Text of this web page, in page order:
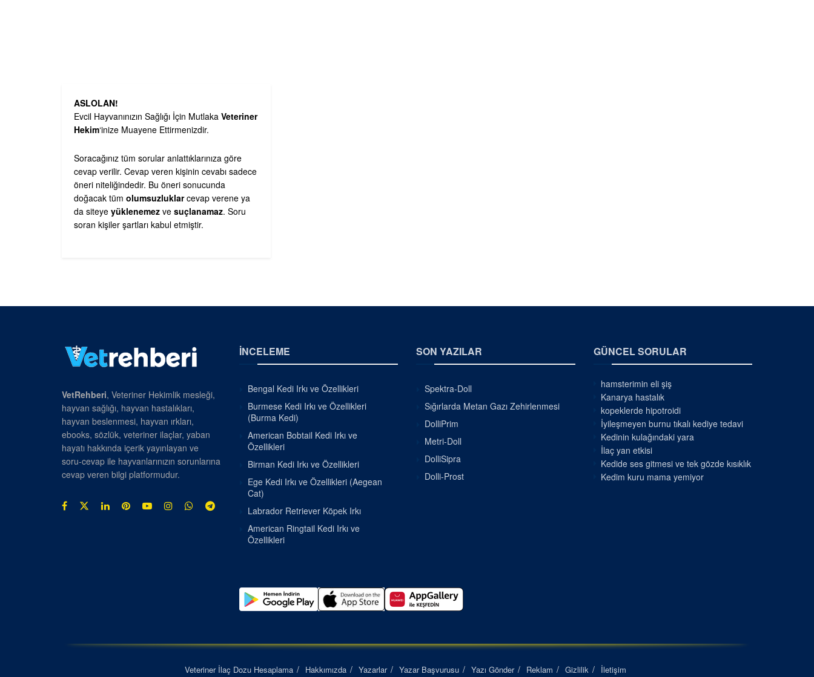
ASLOLAN!
Evcil Hayvanınızın Sağlığı İçin Mutlaka Veteriner
Hekim‘inize Muayene Ettirmenizdir.
Soracağınız tüm sorular anlattıklarınıza göre
cevap verilir. Cevap veren kişinin cevabı sadece
öneri niteliğindedir. Bu öneri sonucunda
doğacak tüm olumsuzluklarcevap verene ya
da siteye yüklenemez ve suçlanamaz. Soru
soran kişiler şartları kabul etmiştir.
VetRehberi, Veteriner Hekimlik mesleği,
hayvan sağlığı, hayvan hastalıkları,
hayvan beslenmesi, hayvan ırkları,
ebooks, sözlük, veteriner ilaçlar, yaban
hayatı hakkında içerik yayınlayan ve
soru-cevap ile hayvanlarınızın sorunlarına
cevap veren bilgi platformudur.
İNCELEME
Bengal Kedi Irkı ve Özellikleri
Burmese Kedi Irkı ve Özellikleri
(Burma Kedi)
American Bobtail Kedi Irkı ve
Özellikleri
Birman Kedi Irkı ve Özellikleri
Ege Kedi Irkı ve Özellikleri (Aegean
Cat)
Labrador Retriever Köpek Irkı
American Ringtail Kedi Irkı ve
Özellikleri
SON YAZILAR
Spektra-Doll
Sığırlarda Metan Gazı Zehirlenmesi
DolliPrim
Metri-Doll
DolliSipra
Dolli-Prost
GÜNCEL SORULAR
hamsterimin eli şiş
Kanarya hastalık
kopeklerde hipotroidi
İyileşmeyen burnu tıkalı kediye tedavi
Kedinin kulağındaki yara
İlaç yan etkisi
Kedide ses gitmesi ve tek gözde kısıklık
Kedim kuru mama yemiyor
Veteriner İlaç Dozu Hesaplama Hakkımızda Yazarlar Yazar Başvurusu Yazı Gönder Reklam Gizlilik İletişim